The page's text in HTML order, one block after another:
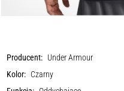
Producent: Under Armour
Kolor: Czarny